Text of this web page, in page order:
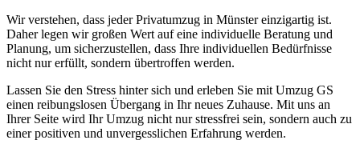
Wir verstehen, dass jeder Privatumzug in Münster einzigartig ist.
Daher legen wir großen Wert auf eine individuelle Beratung und
Planung, um sicherzustellen, dass Ihre individuellen Bedürfnisse
nicht nur erfüllt, sondern übertroffen werden.
Lassen Sie den Stress hinter sich und erleben Sie mit Umzug GS
einen reibungslosen Übergang in Ihr neues Zuhause. Mit uns an
Ihrer Seite wird Ihr Umzug nicht nur stressfrei sein, sondern auch zu
einer positiven und unvergesslichen Erfahrung werden.